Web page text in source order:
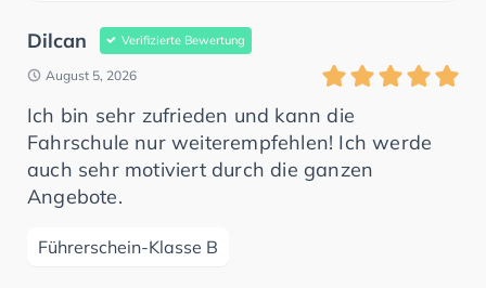
Dilcan Verifizierte Bewertung
August 5, 2026
Ich bin sehr zufrieden und kann die
Fahrschule nur weiterempfehlen! Ich werde
auch sehr motiviert durch die ganzen
Angebote.
Führerschein-Klasse B